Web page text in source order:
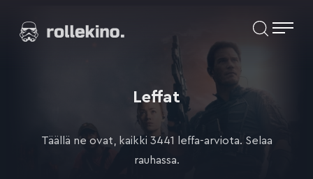
suoraan
Elokuvat ja elokuva-arviot | Rollekino.fi
Leffat
Täällä ne ovat, kaikki 3441 leffa-arviota. Selaa
rauhassa.